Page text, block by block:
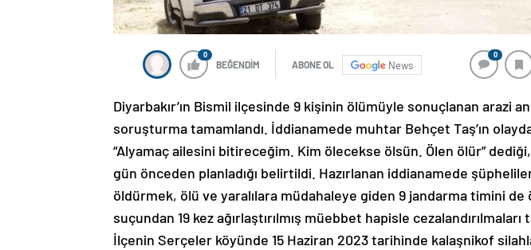
0
BEĞENDİM ABONE OL News
0
Diyarbakır’ın Bismil ilçesinde 9 kişinin ölümüyle sonuçlanan arazi
soruşturma tamamlandı. İddianamede muhtar Behçet Taş’ın
“Alyamaç ailesini bitireceğim. Kim ölecekse ölsün. Ölen ölür”
gün önceden planladığı belirtildi. Hazırlanan iddianamede
öldürmek, ölü ve yaralılara müdahaleye giden 9 jandarma timini
suçundan 19 kez ağırlaştırılmış müebbet hapisle cezalandırılmaları
İlçenin Serçeler köyünde 15 Haziran 2023 tarihinde kalaşnikof